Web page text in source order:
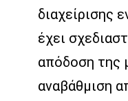
διαχείρισης
έχει
απόδοση της
αναβάθμιση